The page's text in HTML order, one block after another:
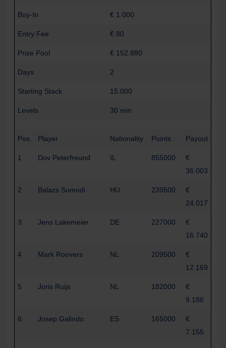
Buy-In € 1.000
Entry Fee € 80
Prize Pool € 152.880
Days 2
Starting Stack 15.000
Levels 30 min
Pos. Player Nationality Points Payout
1 Dov Peterfreund IL 855000
€
36.003
2 Balazs Somodi HU 239500
€
24.017
3 Jens Lakemeier DE 227000
€
16.740
4 Mark Roovers NL 209500
€
12.169
5 Joris Ruijs NL 182000
€
9.188
6 Josep Galindo ES 165000
€
7.155